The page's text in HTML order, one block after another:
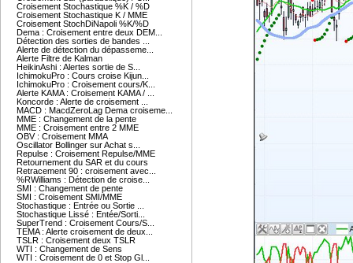
Croisement Stochastique %K / %D
Croisement Stochastique K / MME
Croisement StochDiNapoli %K/%D
Dema : Croisement entre deux DEM...
Détection des sorties de bandes ...
Alerte de détection du dépasseme...
Alerte Filtre de Kalman
HeikinAshi : Alertes sortie de S...
IchimokuPro : Cours croise Kijun...
IchimokuPro : Croisement cours/K...
Alerte KAMA : Croisement KAMA / ...
Koncorde : Alerte de croisement ...
MACD : MacdZeroLag Dema croiseme...
MME : Changement de la pente
MME : Croisement entre 2 MME
OBV : Croisement MMA
Oscillator Bollinger sur Achat s...
Repulse : Croisement Repulse/MME
Retournement du SAR et du cours
Retracement 90 : croisement avec...
%RWilliams : Détection de croise...
SMI : Changement de pente
SMI : Croisement SMI/MME
Stochastique : Entrée ou Sortie ...
Stochastique Lissé : Entée/Sorti...
SuperTrend : Croisement Cours/S...
TEMA : Alerte croisement de deux...
TSLR : Croisement deux TSLR
WTI : Changement de Sens
WTI : Croisement de 0 et Stop Gl...